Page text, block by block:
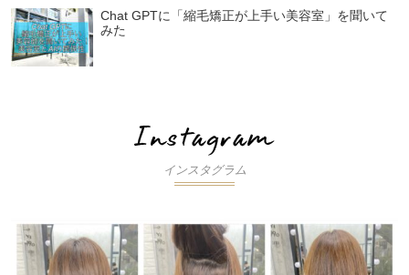
Chat GPTに「縮毛矯正が上手い美容室」を聞いて
みた
インスタグラム